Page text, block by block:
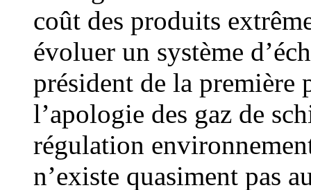
coût des produits
évoluer un système
président de la première
l’apologie des gaz de
régulation
n’existe quasiment pas